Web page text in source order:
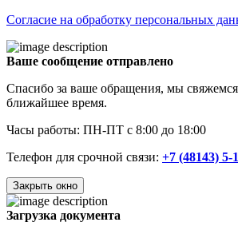
Согласие на обработку персональных
Ваше сообщение отправлено
Спасибо за ваше обращения, мы
ближайшее время.
Часы работы: ПН-ПТ с 8:00 до 18:00
Телефон для срочной связи: +7 (48143) 5-
Закрыть окно
Загрузка документа